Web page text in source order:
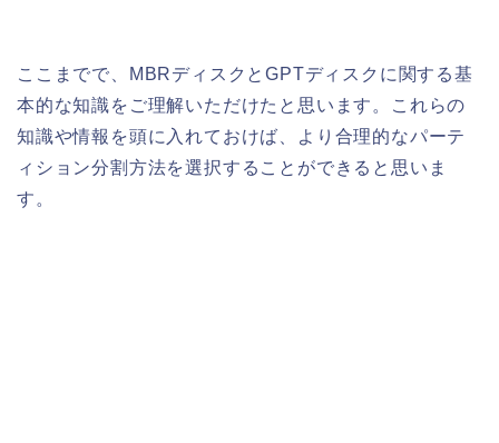
ここまでで、MBRディスクとGPTディスクに関する基
本的な知識をご理解いただけたと思います。これらの
知識や情報を頭に入れておけば、より合理的なパーテ
ィション分割方法を選択することができると思いま
す。